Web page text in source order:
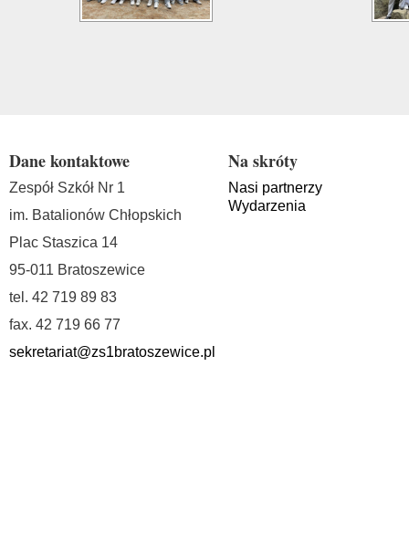
Dane kontaktowe
Zespół Szkół Nr 1
im. Batalionów Chłopskich
Plac Staszica 14
95-011 Bratoszewice
tel. 42 719 89 83
fax. 42 719 66 77
sekretariat@zs1bratoszewice.pl
Na skróty
Nasi partnerzy
Wydarzenia